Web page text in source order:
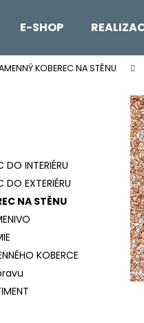
E-SHOP
KOBEREC NA STĚNU
DO INTERIÉRU
DO EXTERIÉRU
NA STĚNU
KOBERCE
R EP